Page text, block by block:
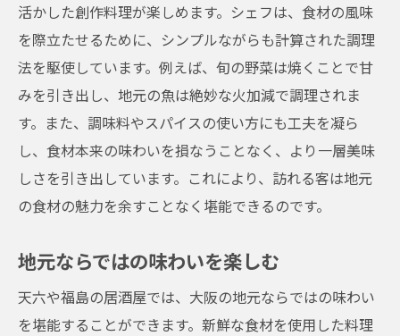
活かした創作料理が楽しめます。シェフは、食材の風味
を際立たせるために、シンプルながらも計算された調理
法を駆使しています。例えば、旬の野菜は焼くことで甘
みを引き出し、地元の魚は絶妙な火加減で調理されま
す。また、調味料やスパイスの使い方にも工夫を凝ら
し、食材本来の味わいを損なうことなく、より一層美味
しさを引き出しています。これにより、訪れる客は地元
の食材の魅力を余すことなく堪能できるのです。
地元ならではの味わいを楽しむ
天六や福島の居酒屋では、大阪の地元ならではの味わい
を堪能することができます。新鮮な食材を使用した料理